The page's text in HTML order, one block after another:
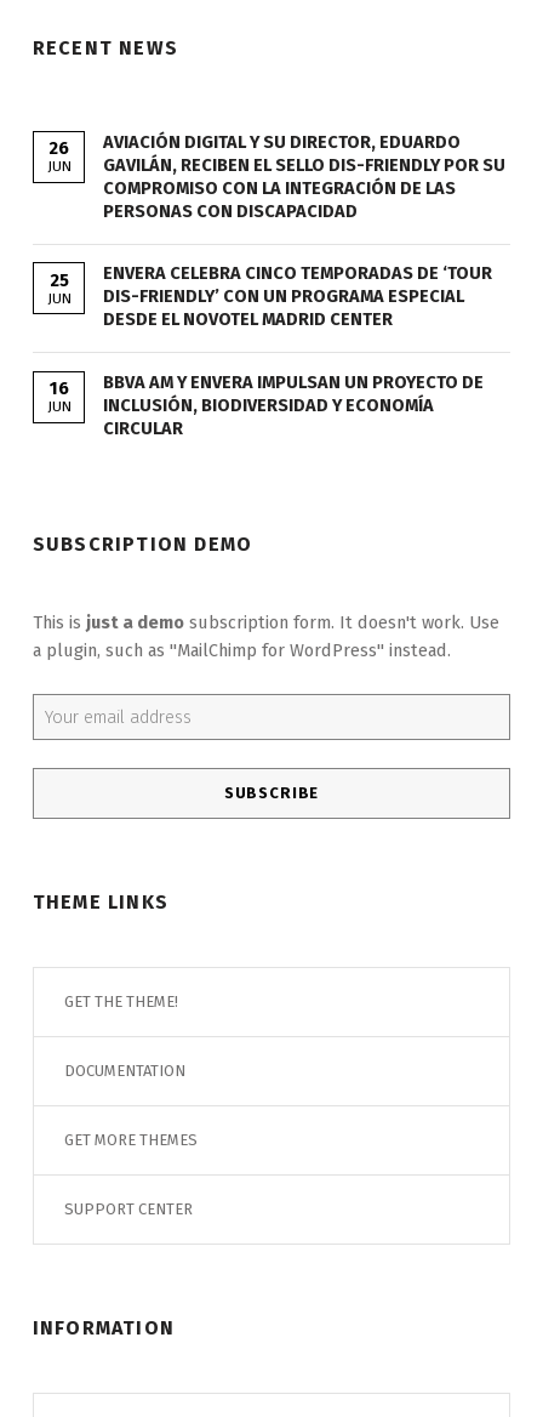
RECENT NEWS
26
JUN
AVIACIÓN DIGITAL Y SU DIRECTOR, EDUARDO
GAVILÁN, RECIBEN EL SELLO DIS-FRIENDLY POR SU
COMPROMISO CON LA INTEGRACIÓN DE LAS
PERSONAS CON DISCAPACIDAD
25
JUN
ENVERA CELEBRA CINCO TEMPORADAS DE ‘TOUR
DIS-FRIENDLY’ CON UN PROGRAMA ESPECIAL
DESDE EL NOVOTEL MADRID CENTER
16
JUN
BBVA AM Y ENVERA IMPULSAN UN PROYECTO DE
INCLUSIÓN, BIODIVERSIDAD Y ECONOMÍA
CIRCULAR
SUBSCRIPTION DEMO
This is just a demosubscription form. It doesn't work. Use
a plugin, such as "MailChimp for WordPress" instead.
Email address:
THEME LINKS
GET THE THEME!
DOCUMENTATION
GET MORE THEMES
SUPPORT CENTER
INFORMATION